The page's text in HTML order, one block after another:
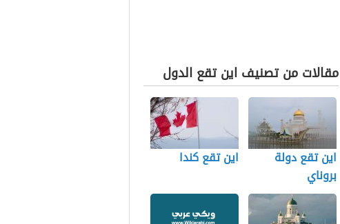
مقالات من تصنيف اين تقع الدول
اين تقع دولة
بروناي
اين تقع كندا